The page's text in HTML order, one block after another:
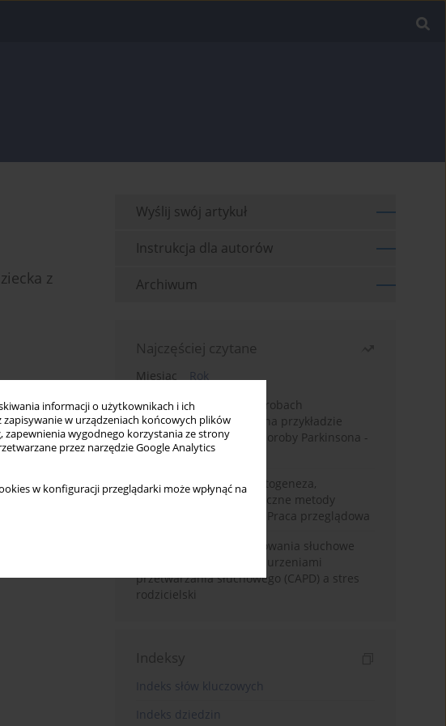
informacji o użytkownikach i ich
w urządzeniach końcowych plików
zapewnienia wygodnego korzystania ze strony
przez narzędzie Google Analytics
w konfiguracji przeglądarki może wpłynąć na
z
Wyślij swój artykuł
Instrukcja dla autorów
Archiwum
Najczęściej czytane
Miesiąc
Rok
Badanie zmysłów w chorobach
neurodegeneracyjnych na przykładzie
choroby Alzheimera i choroby Parkinsona -
przegląd literatury
Choroba Meniere’a – patogeneza,
diagnostyka, niechirurgiczne metody
leczenia i kontrowersje. Praca przeglądowa
Relacje rodzinne i zachowania słuchowe
dzieci z centralnymi zaburzeniami
przetwarzania słuchowego (CAPD) a stres
rodzicielski
Indeksy
Indeks słów kluczowych
Indeks dziedzin